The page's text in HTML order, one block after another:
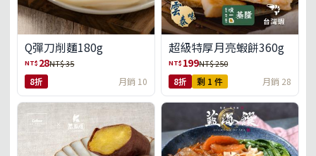
Q彈刀削麵180g
NT$ 28NT$ 35
8折 月銷 10
超級特厚月亮蝦餅360g
NT$ 199NT$ 250
8折 剩 1 件 月銷 28